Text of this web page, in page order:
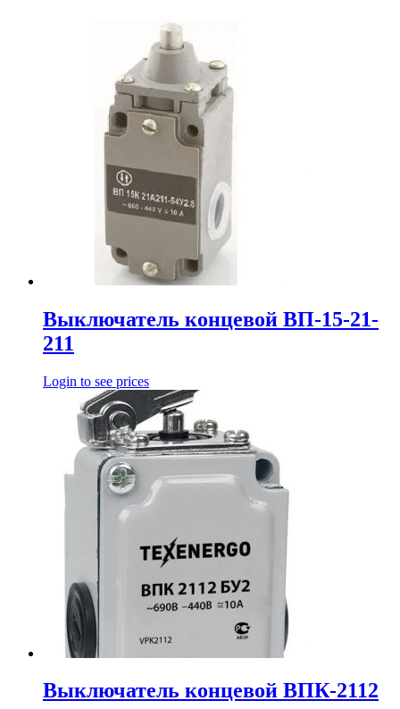
Выключатель концевой ВП-15-21-
211
Login to see prices
Выключатель концевой ВПК-2112